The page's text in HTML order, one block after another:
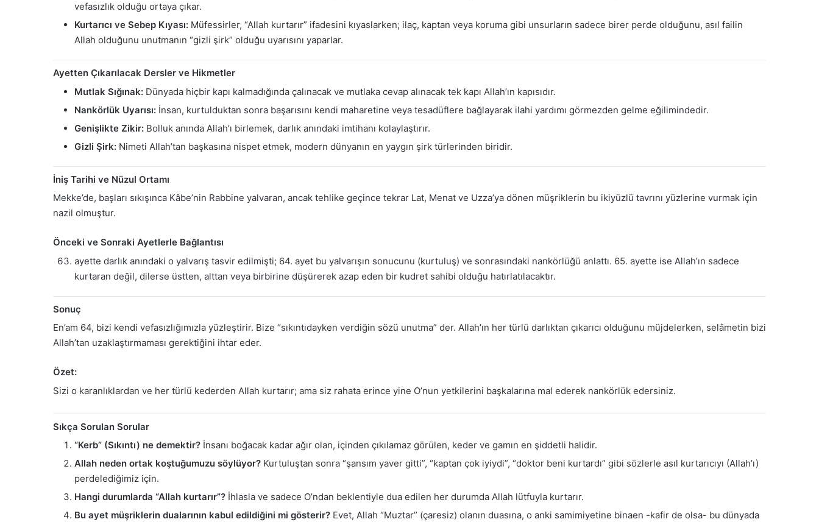
vefasızlık olduğu ortaya çıkar.
Kurtarıcı ve Sebep Kıyası: Müfessirler, “Allah kurtarır” ifadesini kıyaslarken; ilaç, kaptan veya koruma gibi unsurların sadece birer perde olduğunu, asıl failin
Allah olduğunu unutmanın “gizli şirk” olduğu uyarısını yaparlar.
Ayetten Çıkarılacak Dersler ve Hikmetler
Mutlak Sığınak: Dünyada hiçbir kapı kalmadığında çalınacak ve mutlaka cevap alınacak tek kapı Allah’ın kapısıdır.
Nankörlük Uyarısı: İnsan, kurtulduktan sonra başarısını kendi maharetine veya tesadüflere bağlayarak ilahi yardımı görmezden gelme eğilimindedir.
Genişlikte Zikir: Bolluk anında Allah’ı birlemek, darlık anındaki imtihanı kolaylaştırır.
Gizli Şirk: Nimeti Allah’tan başkasına nispet etmek, modern dünyanın en yaygın şirk türlerinden biridir.
İniş Tarihi ve Nüzul Ortamı
Mekke’de, başları sıkışınca Kâbe’nin Rabbine yalvaran, ancak tehlike geçince tekrar Lat, Menat ve Uzza’ya dönen müşriklerin bu ikiyüzlü tavrını yüzlerine vurmak için
nazil olmuştur.
Önceki ve Sonraki Ayetlerle Bağlantısı
ayette darlık anındaki o yalvarış tasvir edilmişti; 64. ayet bu yalvarışın sonucunu (kurtuluş) ve sonrasındaki nankörlüğü anlattı. 65. ayette ise Allah’ın sadece
kurtaran değil, dilerse üstten, alttan veya birbirine düşürerek azap eden bir kudret sahibi olduğu hatırlatılacaktır.
Sonuç
En’am 64, bizi kendi vefasızlığımızla yüzleştirir. Bize “sıkıntıdayken verdiğin sözü unutma” der. Allah’ın her türlü darlıktan çıkarıcı olduğunu müjdelerken, selâmetin bizi
Allah’tan uzaklaştırmaması gerektiğini ihtar eder.
Özet:
Sizi o karanlıklardan ve her türlü kederden Allah kurtarır; ama siz rahata erince yine O’nun yetkilerini başkalarına mal ederek nankörlük edersiniz.
Sıkça Sorulan Sorular
“Kerb” (Sıkıntı) ne demektir? İnsanı boğacak kadar ağır olan, içinden çıkılamaz görülen, keder ve gamın en şiddetli halidir.
Allah neden ortak koştuğumuzu söylüyor? Kurtuluştan sonra “şansım yaver gitti”, “kaptan çok iyiydi”, “doktor beni kurtardı” gibi sözlerle asıl kurtarıcıyı (Allah’ı)
perdelediğimiz için.
Hangi durumlarda “Allah kurtarır”? İhlasla ve sadece O’ndan beklentiyle dua edilen her durumda Allah lütfuyla kurtarır.
Bu ayet müşriklerin dualarının kabul edildiğini mi gösterir? Evet, Allah “Muztar” (çaresiz) olanın duasına, o anki samimiyetine binaen -kafir de olsa- bu dünyada